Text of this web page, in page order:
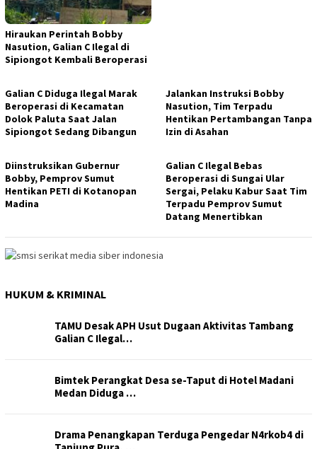
Hiraukan Perintah Bobby
Nasution, Galian C Ilegal di
Sipiongot Kembali Beroperasi
Galian C Diduga Ilegal Marak
Beroperasi di Kecamatan
Dolok Paluta Saat Jalan
Sipiongot Sedang Dibangun
Jalankan Instruksi Bobby
Nasution, Tim Terpadu
Hentikan Pertambangan Tanpa
Izin di Asahan
Diinstruksikan Gubernur
Bobby, Pemprov Sumut
Hentikan PETI di Kotanopan
Madina
Galian C Ilegal Bebas
Beroperasi di Sungai Ular
Sergai, Pelaku Kabur Saat Tim
Terpadu Pemprov Sumut
Datang Menertibkan
HUKUM & KRIMINAL
TAMU Desak APH Usut Dugaan Aktivitas Tambang
Galian C Ilegal…
Bimtek Perangkat Desa se-Taput di Hotel Madani
Medan Diduga …
Drama Penangkapan Terduga Pengedar N4rkob4 di